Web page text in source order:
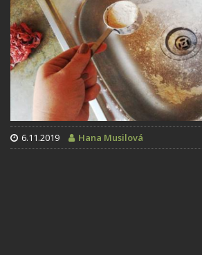
6.11.2019 Hana Musilová